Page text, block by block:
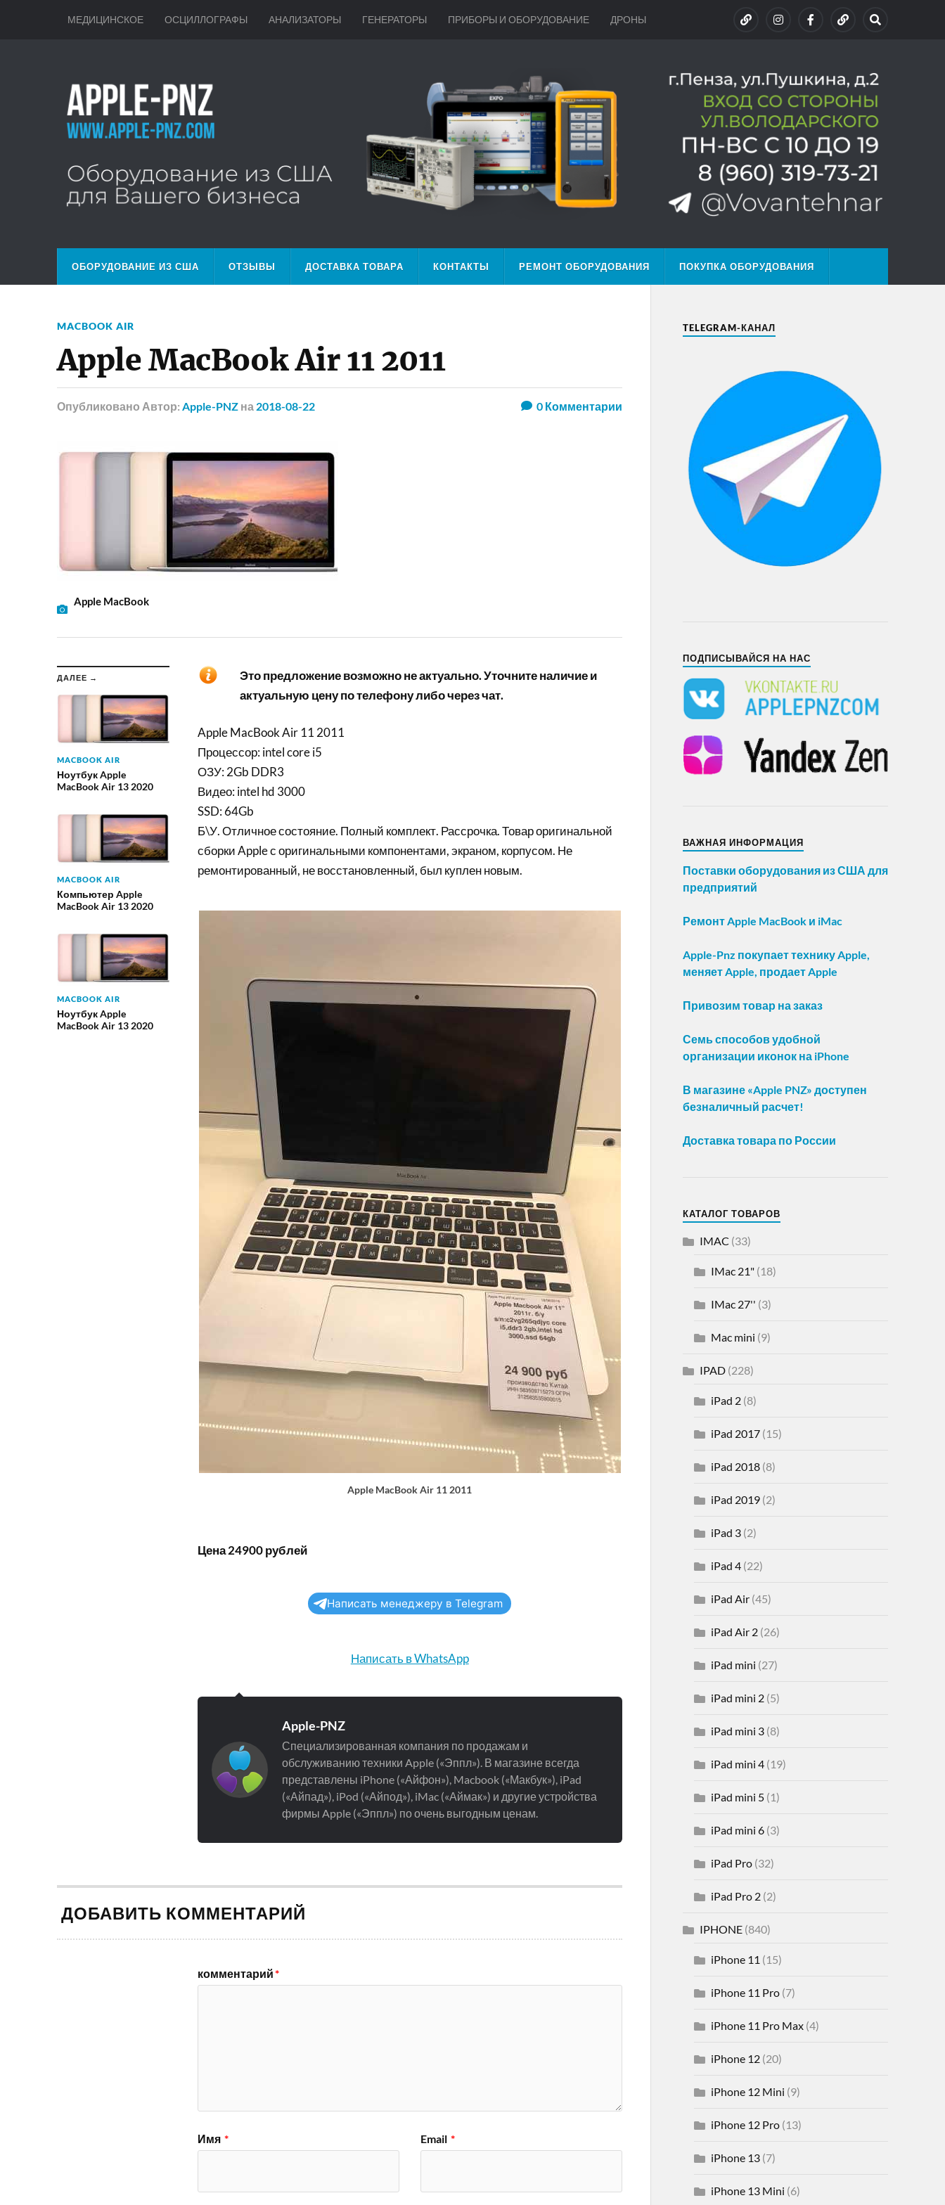
МЕДИЦИНСКОЕ ОСЦИЛЛОГРАФЫ АНАЛИЗАТОРЫ ГЕНЕРАТОРЫ ПРИБОРЫ И ОБОРУДОВАНИЕ ДРОНЫ
ОБОРУДОВАНИЕ ИЗ США ОТЗЫВЫ ДОСТАВКА ТОВАРА КОНТАКТЫ РЕМОНТ ОБОРУДОВАНИЯ ПОКУПКА ОБОРУДОВАНИЯ
MACBOOK AIR
Apple MacBook Air 11 2011
Опубликовано Автор: Apple-PNZ на 2018-08-22 0Комментарии
Apple MacBook
ДАЛЕЕ →
MACBOOK AIR
Ноутбук Apple
MacBook Air 13 2020
MACBOOK AIR
Компьютер Apple
MacBook Air 13 2020
MACBOOK AIR
Ноутбук Apple
MacBook Air 13 2020
Это предложение возможно не актуально. Уточните наличие и
актуальную цену по телефону либо через чат.
Apple MacBook Air 11 2011
Процессор: intel core i5
ОЗУ: 2Gb DDR3
Видео: intel hd 3000
SSD: 64Gb
Б\У. Отличное состояние. Полный комплект. Рассрочка. Товар оригинальной
сборки Apple с оригинальными компонентами, экраном, корпусом. Не
ремонтированный, не восстановленный, был куплен новым.
Apple MacBook Air 11 2011
Цена 24900 рублей
Написать менеджеру в Telegram
Написать в WhatsApp
Apple-PNZ
Специализированная компания по продажам и
обслуживанию техники Apple («Эппл»). В магазине всегда
представлены iPhone («Айфон»), Macbook («Макбук»), iPad
(«Айпад»), iPod («Айпод»), iMac («Аймак») и другие устройства
фирмы Apple («Эппл») по очень выгодным ценам.
ДОБАВИТЬ КОММЕНТАРИЙ
комментарий*
Имя * Email *
TELEGRAM-КАНАЛ
ПОДПИСЫВАЙСЯ НА НАС
ВАЖНАЯ ИНФОРМАЦИЯ
Поставки оборудования из США для
предприятий
Ремонт Apple MacBook и iMac
Apple-Pnz покупает технику Apple,
меняет Apple, продает Apple
Привозим товар на заказ
Семь способов удобной
организации иконок на iPhone
В магазине «Apple PNZ» доступен
безналичный расчет!
Доставка товара по России
КАТАЛОГ ТОВАРОВ
IMAC (33)
IMac 21"(18)
IMac 27'' (3)
Mac mini (9)
IPAD(228)
iPad 2(8)
iPad 2017(15)
iPad 2018(8)
iPad 2019(2)
iPad 3(2)
iPad 4(22)
iPad Air(45)
iPad Air 2(26)
iPad mini (27)
iPad mini 2(5)
iPad mini 3(8)
iPad mini 4(19)
iPad mini 5(1)
iPad mini 6(3)
iPad Pro(32)
iPad Pro 2(2)
IPHONE(840)
iPhone 11 (15)
iPhone 11 Pro(7)
iPhone 11 Pro Max(4)
iPhone 12(20)
iPhone 12 Mini (9)
iPhone 12 Pro(13)
iPhone 13(7)
iPhone 13 Mini (6)